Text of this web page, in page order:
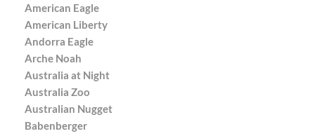
American Eagle
American Liberty
Andorra Eagle
Arche Noah
Australia at Night
Australia Zoo
Australian Nugget
Babenberger